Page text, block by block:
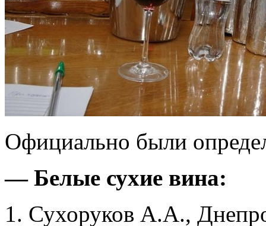
Официально были
— Белые сухие вина:
1. Сухоруков А.А.,